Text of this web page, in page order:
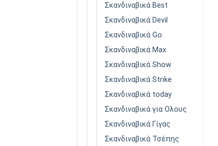
Σκανδιναβικά Best
Σκανδιναβικά Devil
Σκανδιναβικά Go
Σκανδιναβικά Max
Σκανδιναβικά Show
Σκανδιναβικά Strike
Σκανδιναβικά today
Σκανδιναβικά για Ολους
Σκανδιναβικά Γίγας
Σκανδιναβικά Τσέπης
Πρόσθήκη
επιθυμιών